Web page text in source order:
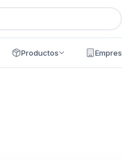
Productos